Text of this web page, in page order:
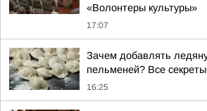
«Волонтеры культуры»
17:07
Зачем добавлять
пельменей? Все
16:25